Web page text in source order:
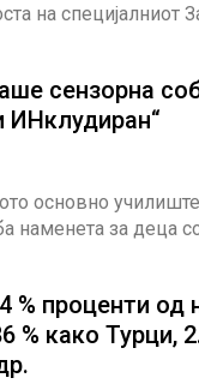
на специјалниот
сензорна
ИНклудиран“
основно
наменета за деца
проценти од
% како Турци,